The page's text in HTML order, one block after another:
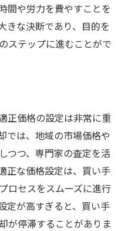
間や労力を費やすことを
きな決断であり、目的を
ステップに進むことがで
正価格の設定は非常に重
では、地域の市場価格や
つつ、専門家の査定を活
正な価格設定は、買い手
ロセスをスムーズに進行
定が高すぎると、買い手
が停滞することがありま